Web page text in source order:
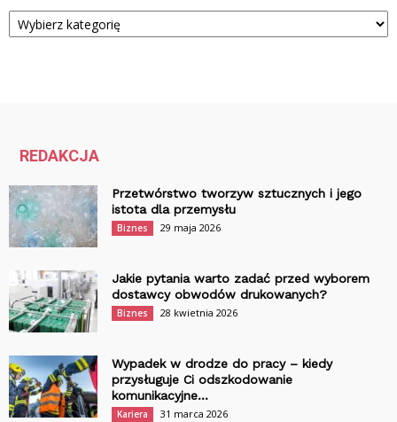
Kategorie
REDAKCJA
Przetwórstwo tworzyw sztucznych i jego
istota dla przemysłu
Biznes 29 maja 2026
Jakie pytania warto zadać przed wyborem
dostawcy obwodów drukowanych?
Biznes 28 kwietnia 2026
Wypadek w drodze do pracy – kiedy
przysługuje Ci odszkodowanie
komunikacyjne...
Kariera 31 marca 2026